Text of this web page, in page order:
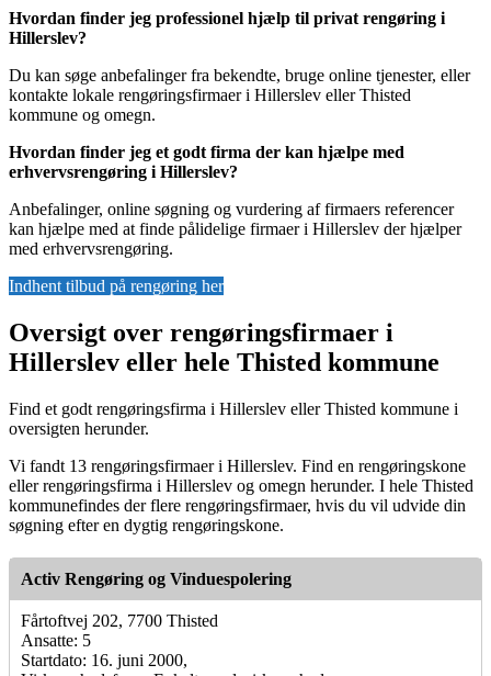
Hvordan finder jeg professionel hjælp til privat rengøring i
Hillerslev?
Du kan søge anbefalinger fra bekendte, bruge online tjenester, eller
kontakte lokale rengøringsfirmaer i Hillerslev eller Thisted
kommune og omegn.
Hvordan finder jeg et godt firma der kan hjælpe med
erhvervsrengøring i Hillerslev?
Anbefalinger, online søgning og vurdering af firmaers referencer
kan hjælpe med at finde pålidelige firmaer i Hillerslev der hjælper
med erhvervsrengøring.
Indhent tilbud på rengøring her
Oversigt over rengøringsfirmaer i
Hillerslev eller hele Thisted kommune
Find et godt rengøringsfirma i Hillerslev eller Thisted kommune i
oversigten herunder.
Vi fandt 13 rengøringsfirmaer i Hillerslev. Find en rengøringskone
eller rengøringsfirma i Hillerslev og omegn herunder. I hele Thisted
kommunefindes der flere rengøringsfirmaer, hvis du vil udvide din
søgning efter en dygtig rengøringskone.
Activ Rengøring og Vinduespolering
Fårtoftvej 202, 7700 Thisted
Ansatte: 5
Startdato: 16. juni 2000,